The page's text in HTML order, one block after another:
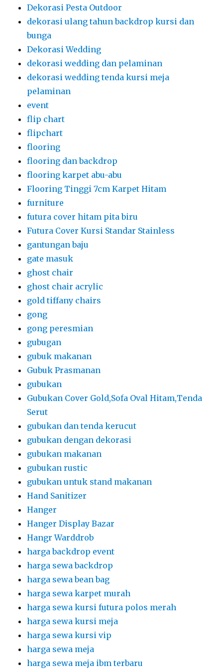
Dekorasi Pesta Outdoor
dekorasi ulang tahun backdrop kursi dan
bunga
Dekorasi Wedding
dekorasi wedding dan pelaminan
dekorasi wedding tenda kursi meja
pelaminan
event
flip chart
flipchart
flooring
flooring dan backdrop
flooring karpet abu-abu
Flooring Tinggi 7cm Karpet Hitam
furniture
futura cover hitam pita biru
Futura Cover Kursi Standar Stainless
gantungan baju
gate masuk
ghost chair
ghost chair acrylic
gold tiffany chairs
gong
gong peresmian
gubugan
gubuk makanan
Gubuk Prasmanan
gubukan
Gubukan Cover Gold,Sofa Oval Hitam,Tenda
Serut
gubukan dan tenda kerucut
gubukan dengan dekorasi
gubukan makanan
gubukan rustic
gubukan untuk stand makanan
Hand Sanitizer
Hanger
Hanger Display Bazar
Hangr Warddrob
harga backdrop event
harga sewa backdrop
harga sewa bean bag
harga sewa karpet murah
harga sewa kursi futura polos merah
harga sewa kursi meja
harga sewa kursi vip
harga sewa meja
harga sewa meja ibm terbaru